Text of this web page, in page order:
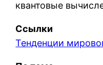
квантовые
Ссылки
Тенденции